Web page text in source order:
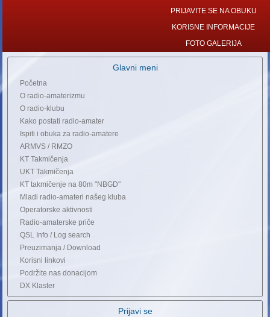
PRIJAVITE SE NA OBUKU
KORISNE INFORMACIJE
FOTO GALERIJA
Glavni meni
Početna
O radio-amaterizmu
O radio-klubu
Kako postati radio-amater
Ispiti i obuka za radio-amatere
ARMVS / RMZO
KT Takmičenja
UKT Takmičenja
KT takmičenje na 80m "NBGD"
Mladi radio-amateri našeg kluba
Operatorske aktivnosti
Radio-amaterske priče
QSL Info / Log search
Preuzimanja / Download
Korisni linkovi
Podržite nas donacijom
DX Klaster
Prijavi se